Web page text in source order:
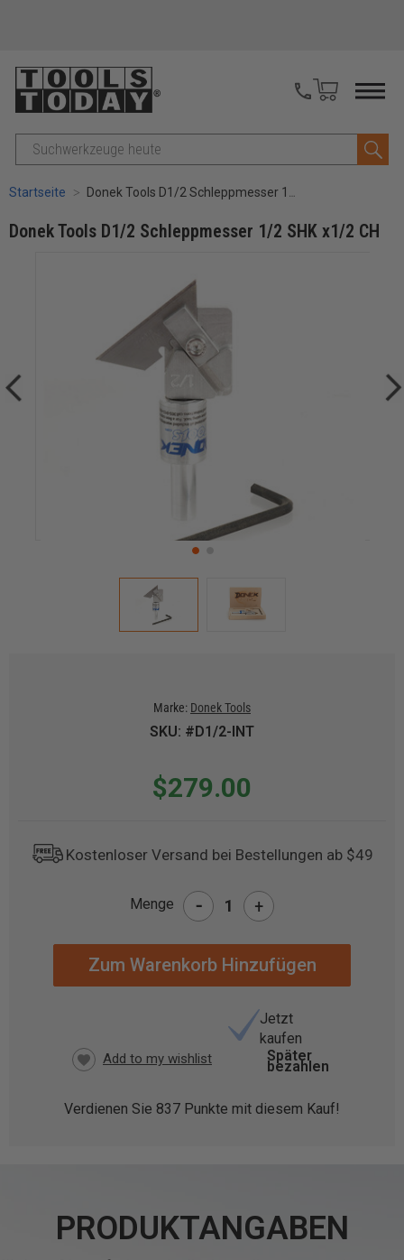
Suche
Startseite Donek Tools D1/2 Schleppmesser 1/2 SHK x1/2 CH
Donek Tools D1/2 Schleppmesser 1/2 SHK x1/2 CH
Marke: Donek Tools
SKU: #D1/2-INT
$279.00
Kostenloser Versand bei Bestellungen ab $49
Menge - +
Jetzt
kaufen
Später
bezahlen
Verdienen Sie 837 Punkte mit diesem Kauf!
PRODUKTANGABEN